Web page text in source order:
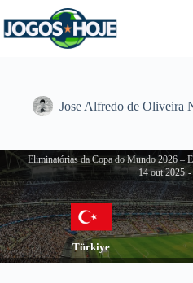
para
o
Jose Alfredo de Oliveira
Eliminatórias da Copa do Mundo 2026 –
14 out 2025 -
Türkiye